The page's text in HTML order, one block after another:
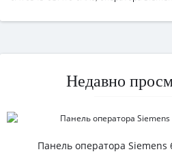
Недавно
Панель оператора Siemens